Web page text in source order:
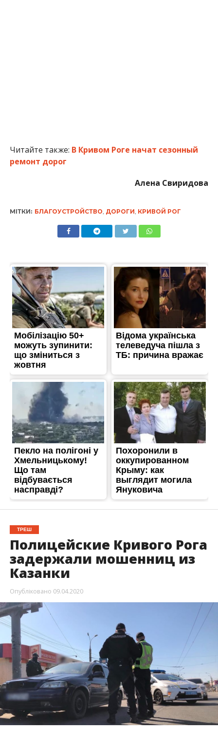
Читайте также: В Кривом Роге начат сезонный
ремонт дорог
Алена Свиридова
МІТКИ: БЛАГОУСТРОЙСТВО ДОРОГИ КРИВОЙ РОГ
ТРЕШ
Полицейские Кривого Рога
задержали мошенниц из
Казанки
Опубліковано 09.04.2020